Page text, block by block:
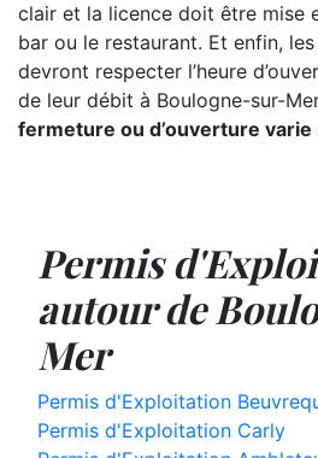
clair et la licence doit être mise
bar ou le restaurant. Et enfin,
devront respecter l’heure
de leur débit à Boulogne-sur-
fermeture ou d’ouverture
Permis
autour de
Mer
Permis d'Exploitation
Permis d'Exploitation Carly